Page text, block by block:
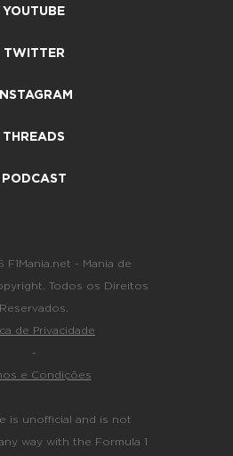
YOUTUBE
TWITTER
INSTAGRAM
THREADS
PODCAST
F1Mania.net - Mania de
Todos os Direitos
Reservados.
de Privacidade
-
e Condições
is unofficial and is not
way with the Formula 1